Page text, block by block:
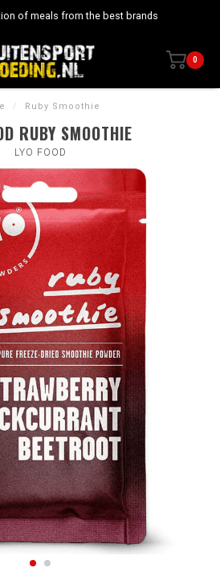
of meals from the best brands
0
/ Ruby Smoothie
RUBY SMOOTHIE
LYO FOOD